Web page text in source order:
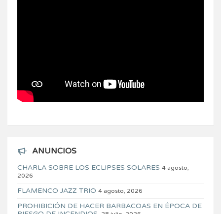
ANUNCIOS
CHARLA SOBRE LOS ECLIPSES SOLARES 4 agosto,
2026
FLAMENCO JAZZ TRIO 4 agosto, 2026
PROHIBICIÓN DE HACER BARBACOAS EN ÉPOCA DE